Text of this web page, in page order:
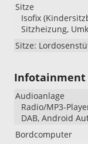
Sitze
Isofix
Sitzheizung,
Sitze:
Infotainment
Audioanlage
Radio/MP3-
DAB, Android
Bordcomputer